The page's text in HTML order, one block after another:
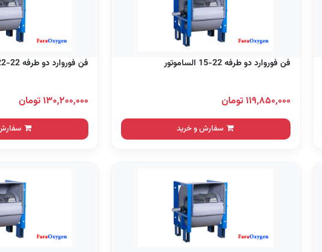
فن فوروارد دو طرفه 22-15 الساموتور
۱۱۹,۸۵۰,۰۰۰ تومان
سفارش و خرید
فن فوروارد دو طرفه 22-22 الساموتور
۱۳۰,۲۰۰,۰۰۰ تومان